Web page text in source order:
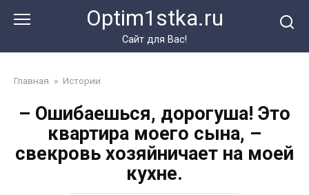
Optim1stka.ru
Сайт для Вас!
Главная » Истории
– Ошибаешься, дорогуша! Это
квартира моего сына, –
свекровь хозяйничает на моей
кухне.